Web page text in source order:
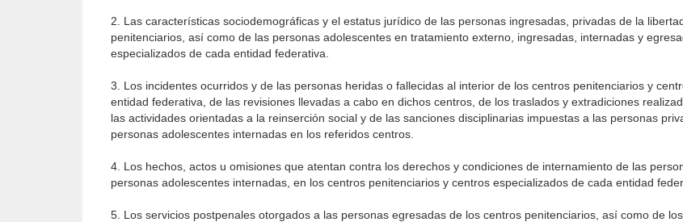
2. Las características sociodemográficas y el estatus jurídico de las personas ingresadas, privadas de la
penitenciarios, así como de las personas adolescentes en tratamiento externo, ingresadas, internadas y
especializados de cada entidad federativa.
3. Los incidentes ocurridos y de las personas heridas o fallecidas al interior de los centros penitenciarios y
entidad federativa, de las revisiones llevadas a cabo en dichos centros, de los traslados y extradiciones
las actividades orientadas a la reinserción social y de las sanciones disciplinarias impuestas a las personas
personas adolescentes internadas en los referidos centros.
4. Los hechos, actos u omisiones que atentan contra los derechos y condiciones de internamiento de las
personas adolescentes internadas, en los centros penitenciarios y centros especializados de cada entidad
5. Los servicios postpenales otorgados a las personas egresadas de los centros penitenciarios, así como de